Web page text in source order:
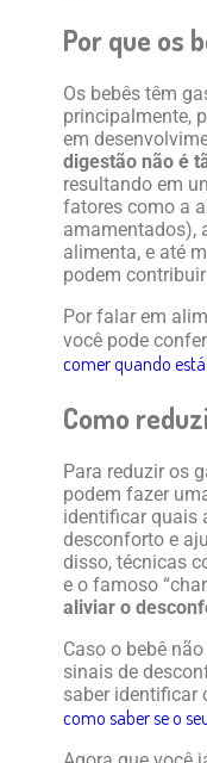
Por que os
Os bebês têm
principalmente,
em
digestão não é
resultando em
fatores como a
amamentados),
alimenta, e até
podem
Por falar em
você pode
comer quando
Como
Para reduzir os
podem fazer
identificar quais
desconforto e
disso, técnicas
e o famoso
aliviar o
Caso o bebê
sinais de
saber identificar
como saber se o